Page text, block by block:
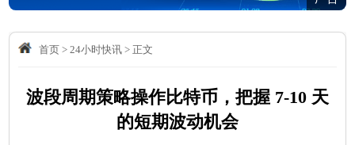
首页> 24小时快讯> 正文
波段周期策略操作比特币，把握 7-10 天
的短期波动机会